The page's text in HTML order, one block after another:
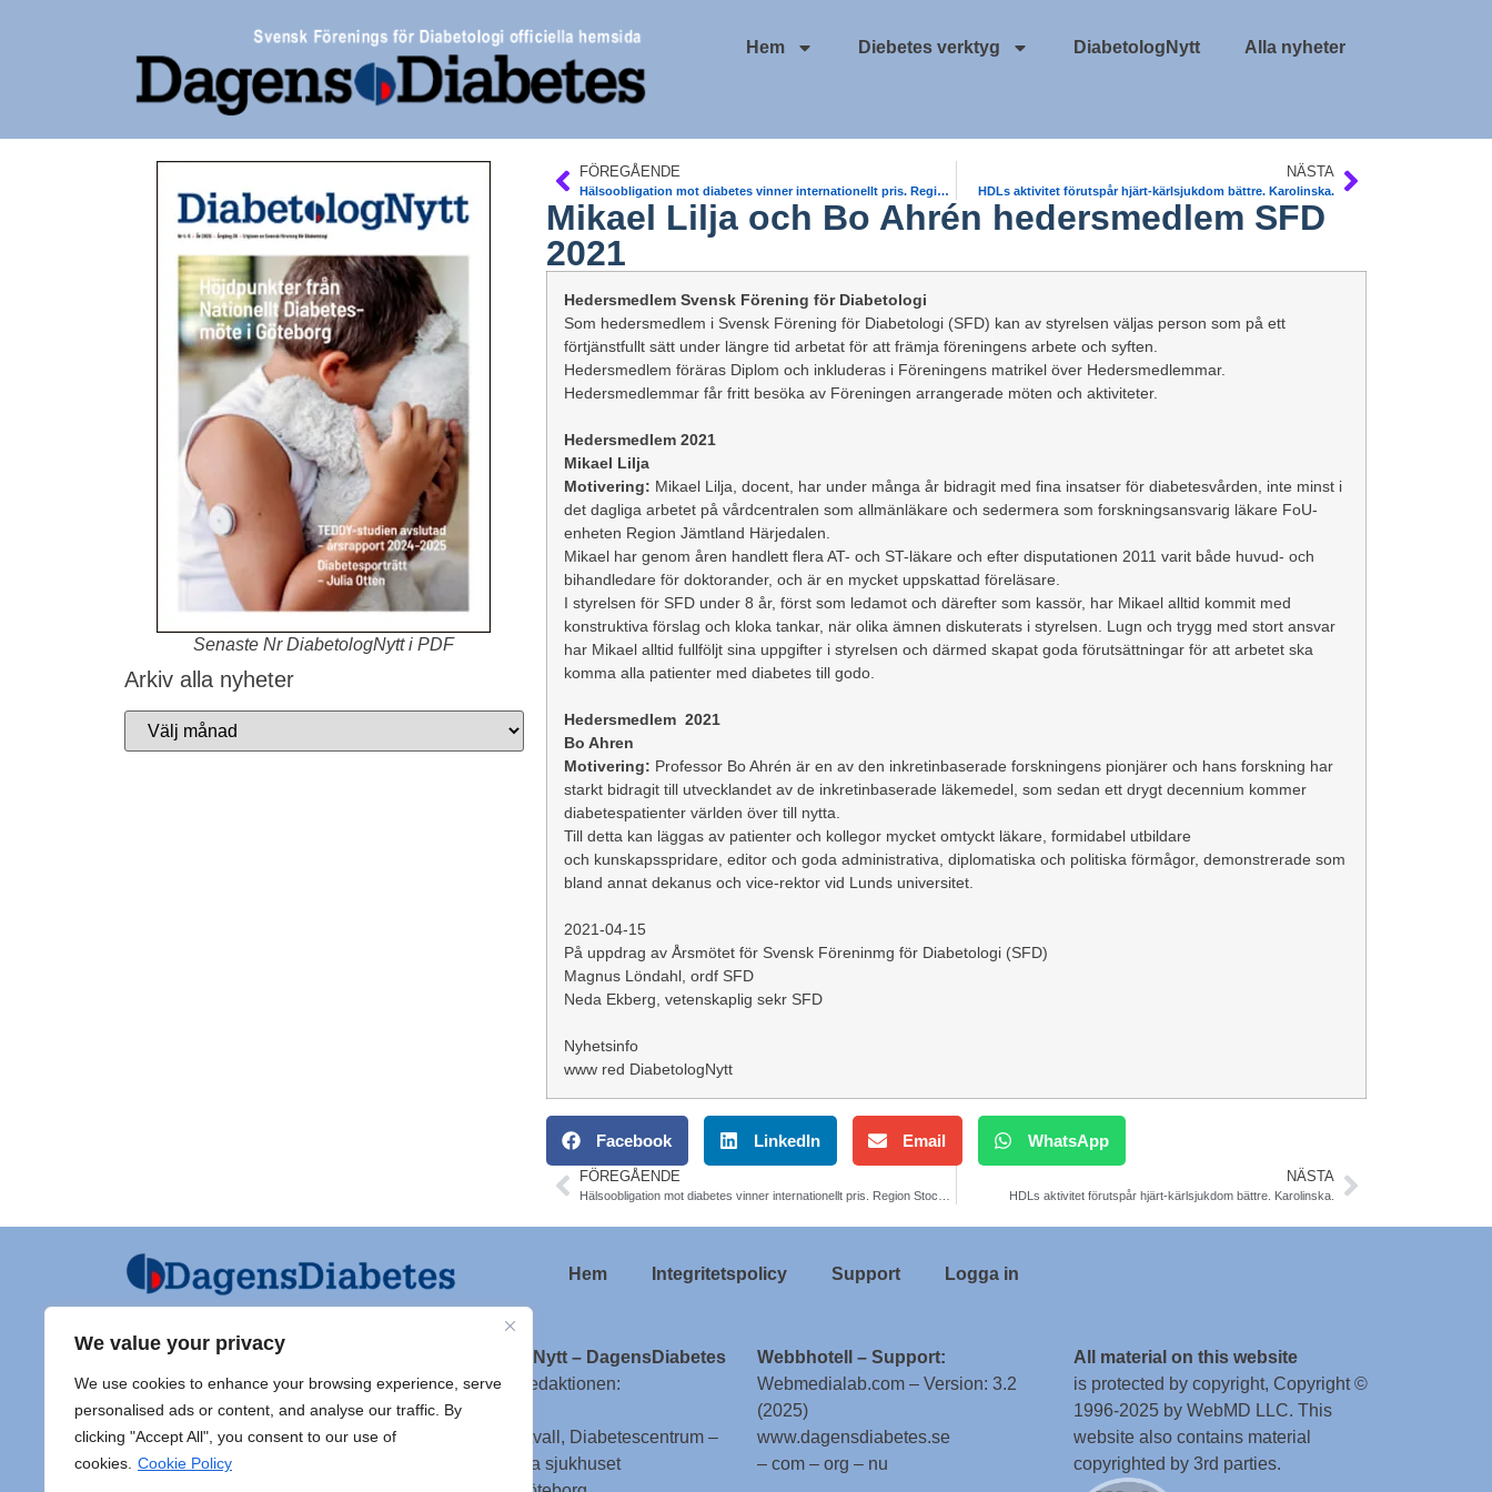
We value your privacy
We use cookies to enhance your browsing experience, serve
personalised ads or content, and analyse our traffic. By
clicking "Accept All", you consent to our use of
cookies. Cookie Policy
Hem Diebetes verktyg DiabetologNytt Alla nyheter
Senaste Nr DiabetologNytt i PDF
Arkiv alla nyheter
FÖREGÅENDE
Hälsoobligation mot diabetes vinner internationellt pris. Region Stockholm
NÄSTA
HDLs aktivitet förutspår hjärt-kärlsjukdom bättre. Karolinska.
Mikael Lilja och Bo Ahrén hedersmedlem SFD
2021
Hedersmedlem Svensk Förening för Diabetologi
Som hedersmedlem i Svensk Förening för Diabetologi (SFD) kan av styrelsen väljas person som på ett
förtjänstfullt sätt under längre tid arbetat för att främja föreningens arbete och syften.
Hedersmedlem föräras Diplom och inkluderas i Föreningens matrikel över Hedersmedlemmar.
Hedersmedlemmar får fritt besöka av Föreningen arrangerade möten och aktiviteter.
Hedersmedlem 2021
Mikael Lilja
Motivering: Mikael Lilja, docent, har under många år bidragit med fina insatser för diabetesvården, inte minst i
det dagliga arbetet på vårdcentralen som allmänläkare och sedermera som forskningsansvarig läkare FoU-
enheten Region Jämtland Härjedalen.
Mikael har genom åren handlett flera AT- och ST-läkare och efter disputationen 2011 varit både huvud- och
bihandledare för doktorander, och är en mycket uppskattad föreläsare.
I styrelsen för SFD under 8 år, först som ledamot och därefter som kassör, har Mikael alltid kommit med
konstruktiva förslag och kloka tankar, när olika ämnen diskuterats i styrelsen. Lugn och trygg med stort ansvar
har Mikael alltid fullföljt sina uppgifter i styrelsen och därmed skapat goda förutsättningar för att arbetet ska
komma alla patienter med diabetes till godo.
Hedersmedlem 2021
Bo Ahren
Motivering: Professor Bo Ahrén är en av den inkretinbaserade forskningens pionjärer och hans forskning har
starkt bidragit till utvecklandet av de inkretinbaserade läkemedel, som sedan ett drygt decennium kommer
diabetespatienter världen över till nytta.
Till detta kan läggas av patienter och kollegor mycket omtyckt läkare, formidabel utbildare
och kunskapsspridare, editor och goda administrativa, diplomatiska och politiska förmågor, demonstrerade som
bland annat dekanus och vice-rektor vid Lunds universitet.
2021-04-15
På uppdrag av Årsmötet för Svensk Föreninmg för Diabetologi (SFD)
Magnus Löndahl, ordf SFD
Neda Ekberg, vetenskaplig sekr SFD
Nyhetsinfo
www red DiabetologNytt
Facebook LinkedIn Email WhatsApp
FÖREGÅENDE
Hälsoobligation mot diabetes vinner internationellt pris. Region Stockholm
NÄSTA
HDLs aktivitet förutspår hjärt-kärlsjukdom bättre. Karolinska.
Hem Integritetspolicy Support Logga in
Ansvarig utgivare och Ordf SFD
Jarl Hellman
Överläkare, Processledare Diabetes
Samordnare Centre of Excellence typ
1 diabetes,
DiabetologNytt – DagensDiabetes
Adress till redaktionen:
Doc Stig Attvall, Diabetescentrum –
Sahlgrenska sjukhuset
Webbhotell – Support:
Webmedialab.com – Version: 3.2
(2025)
www.dagensdiabetes.se
– com – org – nu
All material on this website
is protected by copyright, Copyright ©
1996-2025 by WebMD LLC. This
website also contains material
copyrighted by 3rd parties.